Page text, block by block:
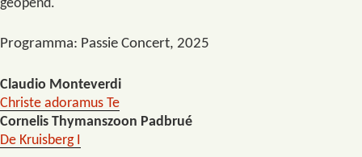
geopend.
Programma: Passie Concert, 2025
Claudio Monteverdi
Christe adoramus Te
Cornelis Thymanszoon Padbrué
De Kruisberg I